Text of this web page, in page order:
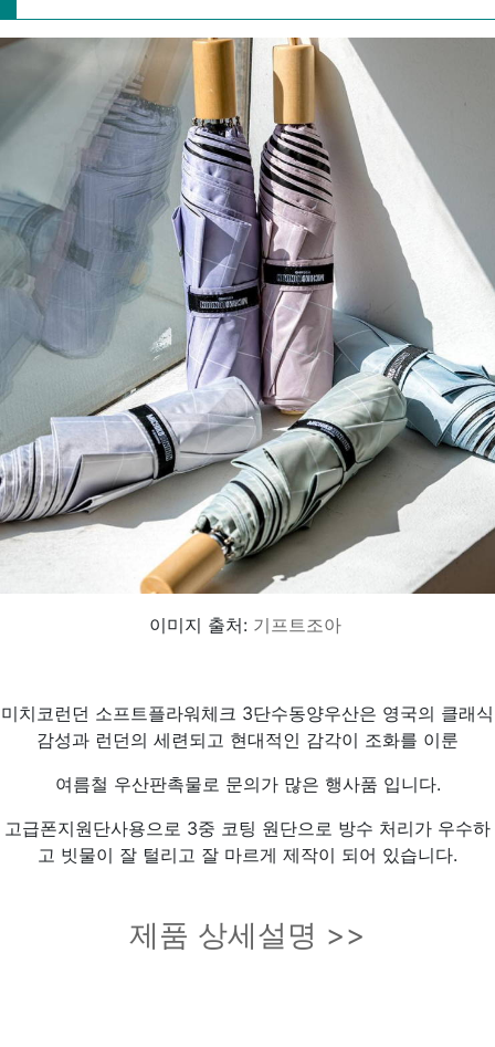
이미지 출처: 기프트조아
미치코런던 소프트플라워체크 3단수동양우산은 영국의 클래식
감성과 런던의 세련되고 현대적인 감각이 조화를 이룬
여름철 우산판촉물로 문의가 많은 행사품 입니다.
고급폰지원단사용으로 3중 코팅 원단으로 방수 처리가 우수하
고 빗물이 잘 털리고 잘 마르게 제작이 되어 있습니다.
제품 상세설명 >>